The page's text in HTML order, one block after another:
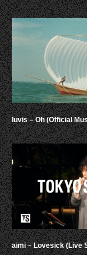
luvis – Oh (Official
aimi – Lovesick (Live